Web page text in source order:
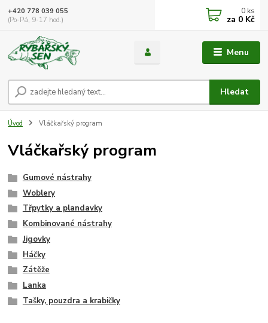
Menu
Hledat
+420 778 039 055
(Po-Pá, 9-17 hod.)
0 ks
za 0 Kč
Úvod Vláčkařský program
Vláčkařský program
Gumové nástrahy
Woblery
Třpytky a plandavky
Kombinované nástrahy
Jigovky
Háčky
Zátěže
Lanka
Tašky, pouzdra a krabičky